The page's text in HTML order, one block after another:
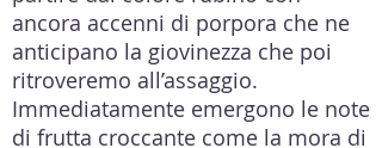
ancora accenni di porpora che ne
anticipano la giovinezza che poi
ritroveremo all’assaggio.
Immediatamente emergono le note
di frutta croccante come la mora di